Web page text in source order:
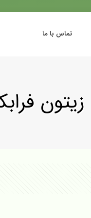
تماس با ما